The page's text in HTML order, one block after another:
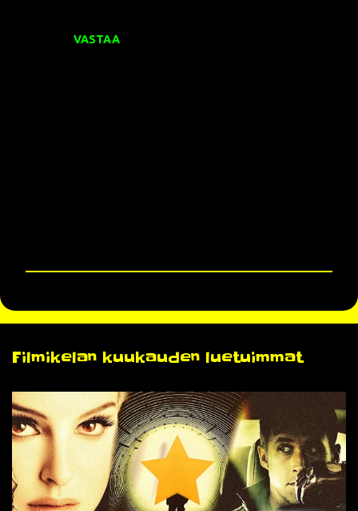
VASTAA
ä
h
t
m
m
e
t
i
Filmikelan kuukauden luetuimmat